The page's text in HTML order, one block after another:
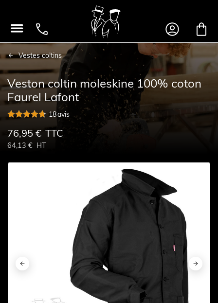
   
Vestes coltins
Veston coltin moleskine 100% coton
Faurel Lafont
18avis
76,95 € TTC
64,13 € HT
 
 
 
 
 
 
 
 
 
 
 